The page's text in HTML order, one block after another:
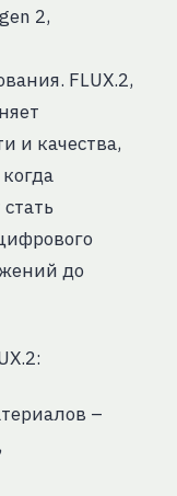
2,
FLUX.2,
и качества,
до
–